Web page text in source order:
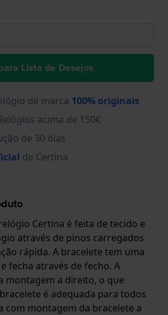
Lista de Desejos
de marca 100% originais
acima de 150€
de 30 dias
de Certina
Certina é feita de tecido e
através de pinos carregados
rápida. A bracelete tem uma
fecha através de fecho. A
montagem a direito, o que
é adequada para todos
com montagem da bracelete a